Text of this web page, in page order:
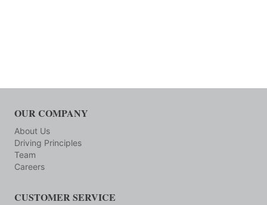
OUR COMPANY
About Us
Driving Principles
Team
Careers
CUSTOMER SERVICE